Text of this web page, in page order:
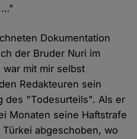
…"
Dokumentation
der Bruder Nuri im
mit mir selbst
Redakteuren sein
des "Todesurteils". Als er
Monaten seine Haftstrafe
abgeschoben, wo